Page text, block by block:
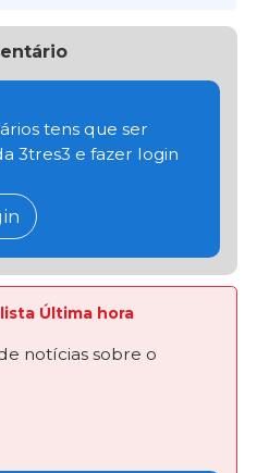
tens que ser
3tres3 e fazer login
Última hora
notícias sobre o